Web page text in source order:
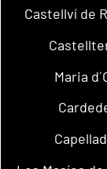
Castellví de
Maria